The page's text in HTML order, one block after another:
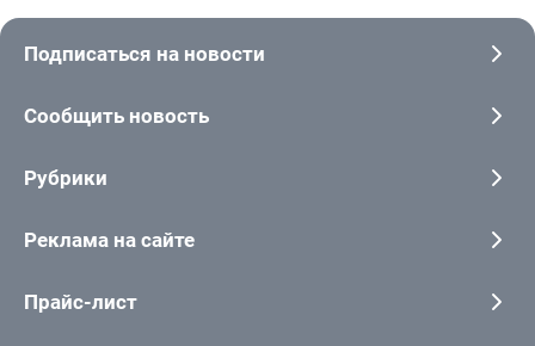
Подписаться на новости
Сообщить новость
Рубрики
Реклама на сайте
Прайс-лист